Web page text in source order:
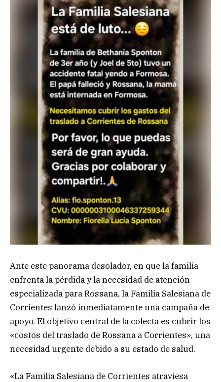
Ante este panorama desolador, en que la familia
enfrenta la pérdida y la necesidad de atención
especializada para Rossana, la Familia Salesiana de
Corrientes lanzó inmediatamente una campaña de
apoyo. El objetivo central de la colecta es cubrir los
«costos del traslado de Rossana a Corrientes», una
necesidad urgente debido a su estado de salud.
«La Familia Salesiana de Corrientes atraviesa